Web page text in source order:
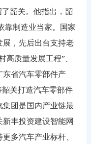
韶关。他指出，韶
靠制造业当家。国家
，先后出台支持老
高质量发展工程”、
东省汽车零部件产
关打造汽车零部件
团是国内产业链最
丰投资建设智能网
多汽车产业标杆、